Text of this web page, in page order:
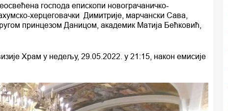
господа епископи новограчаничко-
херцеговачки Димитрије, марчански Сава,
принцезом Даницом, академик Матија Бећковић,
Храм у недељу, 29.05.2022. у 21:15, након емисије